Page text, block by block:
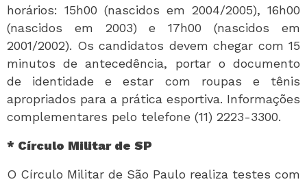
horários: 15h00 (nascidos em 2004/2005), 16h00
(nascidos em 2003) e 17h00 (nascidos em
2001/2002). Os candidatos devem chegar com 15
minutos de antecedência, portar o documento
de identidade e estar com roupas e tênis
apropriados para a prática esportiva. Informações
complementares pelo telefone (11) 2223-3300.
* Círculo Militar de SP
O Círculo Militar de São Paulo realiza testes com